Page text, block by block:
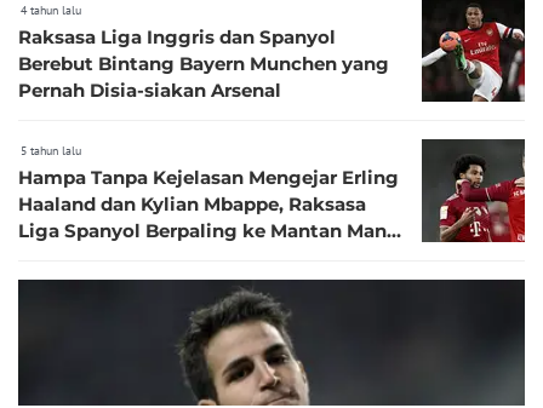
4 tahun lalu
Raksasa Liga Inggris dan Spanyol
Berebut Bintang Bayern Munchen yang
Pernah Disia-siakan Arsenal
5 tahun lalu
Hampa Tanpa Kejelasan Mengejar Erling
Haaland dan Kylian Mbappe, Raksasa
Liga Spanyol Berpaling ke Mantan Man